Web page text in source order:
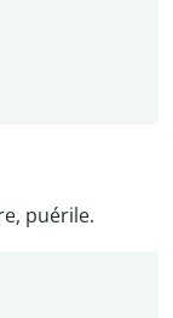
puérile.